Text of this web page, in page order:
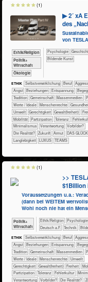
▶ 2´ xA
des
von TESLA
​​​​​​​​​​Ethik/​Religion
​​​​​​​​​Politik+​
Wirtschaft
​​​​​​​Ökologie
​​​​​​​​​​Psychologie
Bildende Kunst
ETHIK ​​​​​​​​​​​​​​​​​​​​​​​​​​​​​​​​​​​​​​​​Selbst­verwirklichung ​​​​​​​​​​​​​​​Beruf
​​​​​​​​​​​​​Angst
​​​​​​​​​​​​​Beziehungen ​​​​​​​​​​​​​Entspannung
​​​​​​​​​​​Tradition
​​​​​​​​​​Gemeinschaft ​​​​​​​​​Massenmedien
​​​​​​​​Werte / Ideale
​​​​​​​Menschenrechte
​​​​​Umwelt
​​​​Gerechtigkeit ​​​​Gewalt(freiheit)
​​​Mobilität
​​​Partizipation ​​​Toleranz
​​Minimalismus
​​Verantwortung
​​Vorbilder?
​Die Realität?
​Zukunft Armut DAS GLÜCK
Langlebigkeit
LUXUS TEAMS
(1)
>>
$1Billion
Voraussetzungen u.a.:
(dann bei WEITEM
Wohl noch nie hat ein
​​​​​​​​​Politik+​
Wirtschaft
​​​​​​​​​​Ethik/​Religion ​​​​​​​​​​Psychologie
​​​Deutsch a.F.
​Technik
ETHIK ​​​​​​​​​​​​​​​​​​​​​​​​​​​​​​​​​​​​​​​​Selbst­verwirklichung ​​​​​​​​​​​​​​​Beruf
​​​​​​​​​​​​​Angst
​​​​​​​​​​​​​Beziehungen ​​​​​​​​​​​​​Entspannung
​​​​​​​​​​​Tradition
​​​​​​​​​​Gemeinschaft ​​​​​​​​​Massenmedien
​​​​​​​​Werte / Ideale
​​​​​​​Menschenrechte
​​​​​Umwelt
​​​​Gerechtigkeit
​​​​Gewalt(freiheit) ​​​Freiheit
​​​Partizipation
​​​Toleranz ​​Fehlerkultur
​​Verantwortung
​​Vorbilder? ​Die Realität?
(1)